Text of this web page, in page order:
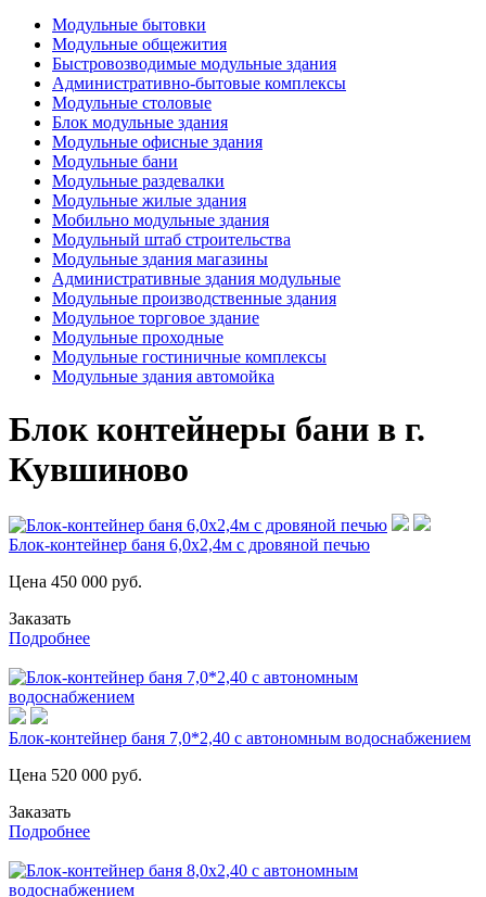
Модульные бытовки
Модульные общежития
Быстровозводимые модульные здания
Административно-бытовые комплексы
Модульные столовые
Блок модульные здания
Модульные офисные здания
Модульные бани
Модульные раздевалки
Модульные жилые здания
Мобильно модульные здания
Модульный штаб строительства
Модульные здания магазины
Административные здания модульные
Модульные производственные здания
Модульное торговое здание
Модульные проходные
Модульные гостиничные комплексы
Модульные здания автомойка
Блок контейнеры бани в г.
Кувшиново
Блок-контейнер баня 6,0х2,4м с дровяной печью
Цена 450 000 руб.
Заказать
Подробнее
Блок-контейнер баня 7,0*2,40 с автономным водоснабжением
Цена 520 000 руб.
Заказать
Подробнее